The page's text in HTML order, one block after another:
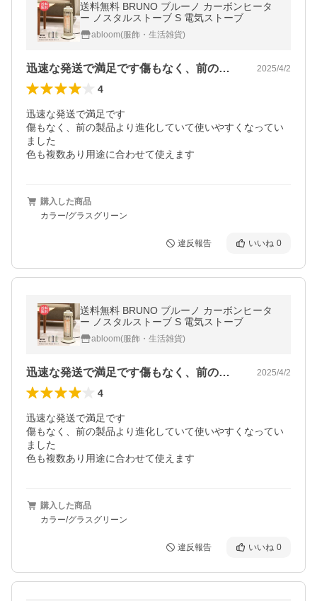
送料無料 BRUNO ブルーノ カーボンヒータ
ー ノスタルストーブ S 電気ストーブ
abloom(服飾・生活雑貨)
迅速な発送で満足です傷もなく、前の製品… 2025/4/2
4
迅速な発送で満足です
傷もなく、前の製品より進化していて使いやすくなってい
ました
色も複数あり用途に合わせて使えます
購入した商品
カラー/グラスグリーン
違反報告 いいね 0
送料無料 BRUNO ブルーノ カーボンヒータ
ー ノスタルストーブ S 電気ストーブ
abloom(服飾・生活雑貨)
迅速な発送で満足です傷もなく、前の製品… 2025/4/2
4
迅速な発送で満足です
傷もなく、前の製品より進化していて使いやすくなってい
ました
色も複数あり用途に合わせて使えます
購入した商品
カラー/グラスグリーン
違反報告 いいね 0